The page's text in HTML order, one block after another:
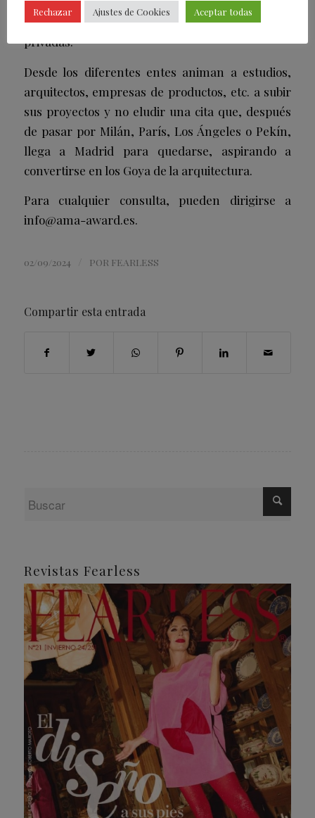
hoy, acumula más de 186 compañías públicas y
privadas.
Desde los diferentes entes animan a estudios,
arquitectos, empresas de productos, etc. a subir
sus proyectos y no eludir una cita que, después
de pasar por Milán, París, Los Ángeles o Pekín,
llega a Madrid para quedarse, aspirando a
convertirse en los Goya de la arquitectura.
Para cualquier consulta, pueden dirigirse a
info@ama-award.es.
02/09/2024 POR FEARLESS
Compartir esta entrada
Revistas Fearless
Rechazar Ajustes de Cookies Aceptar todas